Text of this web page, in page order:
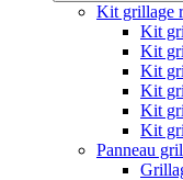
Kit grillage
Kit
Kit
Kit
Kit
Kit
Kit
Panneau